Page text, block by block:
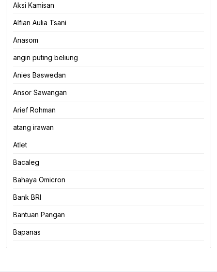
Aksi Kamisan
Alfian Aulia Tsani
Anasom
angin puting beliung
Anies Baswedan
Ansor Sawangan
Arief Rohman
atang irawan
Atlet
Bacaleg
Bahaya Omicron
Bank BRI
Bantuan Pangan
Bapanas